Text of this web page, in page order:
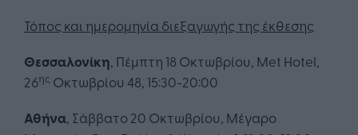
Τόπος και ημερομηνία διεξαγωγής της έκθεσης
Θεσσαλονίκη, Πέμπτη 18 Οκτωβρίου, Μet Hotel,
26ης Οκτωβρίου 48, 15:30-20:00
Αθήνα, Σάββατο 20 Οκτωβρίου, Μέγαρο